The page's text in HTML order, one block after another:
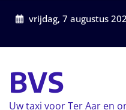
vrijdag, 7 augustus
BVS
Uw taxi voor Ter Aar en